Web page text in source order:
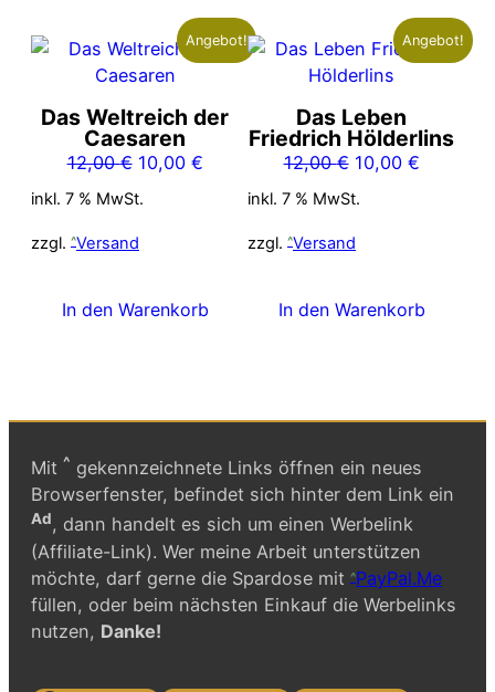
Angebot!
Das Weltreich der
Caesaren
12,00€ Ursprünglicher
12,00 €
10,00 €Aktueller
10,00 €.
inkl. 7 % MwSt.
zzgl. Versand
In den Warenkorb
Angebot!
Das Leben
Friedrich Hölderlins
12,00€ Ursprünglicher
12,00 €
10,00 €Aktueller
inkl. 7 % MwSt.
zzgl. Versand
In den Warenkorb
Mit ^ gekennzeichnete Links öffnen ein neues
Browserfenster, befindet sich hinter dem Link ein
Ad, dann handelt es sich um einen Werbelink
(Affiliate-Link). Wer meine Arbeit unterstützen
möchte, darf gerne die Spardose mit PayPal.Me
füllen, oder beim nächsten Einkauf die Werbelinks
nutzen, Danke!